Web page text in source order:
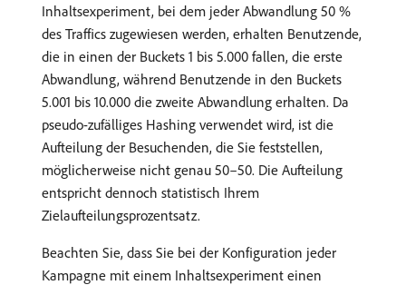
Inhaltsexperiment, bei dem jeder Abwandlung 50 %
des Traffics zugewiesen werden, erhalten Benutzende,
die in einen der Buckets 1 bis 5.000 fallen, die erste
Abwandlung, während Benutzende in den Buckets
5.001 bis 10.000 die zweite Abwandlung erhalten. Da
pseudo-zufälliges Hashing verwendet wird, ist die
Aufteilung der Besuchenden, die Sie feststellen,
möglicherweise nicht genau 50–50. Die Aufteilung
entspricht dennoch statistisch Ihrem
Zielaufteilungsprozentsatz.
Beachten Sie, dass Sie bei der Konfiguration jeder
Kampagne mit einem Inhaltsexperiment einen